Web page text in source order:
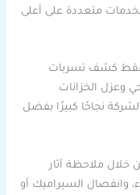
متعددة على أعلى
فقط كشف تسربات
وعزل الخزانات
نجاحًا كبيرًا بفضل
خلال ملاحظة آثار
وانفصال السيراميك أو